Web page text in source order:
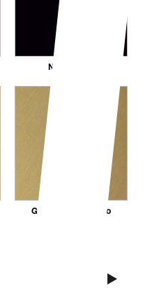
Nero opaco
GB - Oro Spazzolato